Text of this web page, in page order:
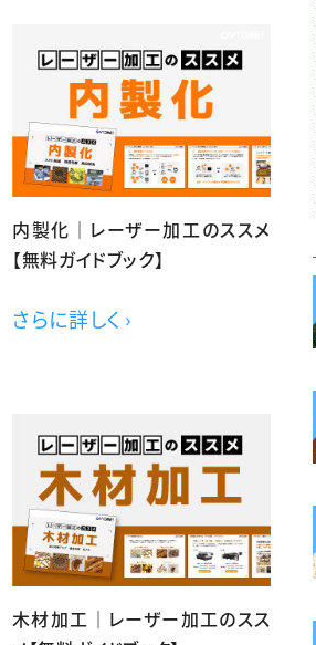
内製化｜レーザー加工のススメ
【無料ガイドブック】
さらに詳しく ›
木材加工｜レーザー加工のスス